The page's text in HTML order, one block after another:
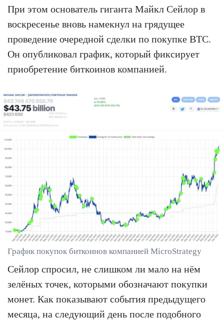
При этом основатель гиганта Майкл Сейлор в
воскресенье вновь намекнул на грядущее
проведение очередной сделки по покупке BTC.
Он опубликовал график, который фиксирует
приобретение биткоинов компанией.
График покупок биткоинов компанией MicroStrategy
Сейлор спросил, не слишком ли мало на нём
зелёных точек, которыми обозначают покупки
монет. Как показывают события предыдущего
месяца, на следующий день после подобного